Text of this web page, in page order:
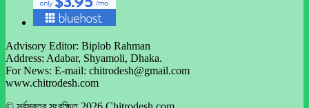
Advisory Editor: Biplob Rahman
Address: Adabar, Shyamoli, Dhaka.
For News: E-mail: chitrodesh@gmail.com
www.chitrodesh.com